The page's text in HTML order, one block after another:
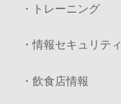
・トレーニング
・情報セキュリティ
・飲食店情報